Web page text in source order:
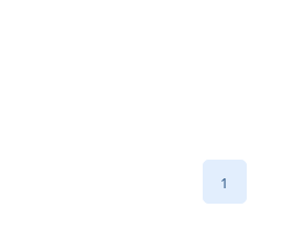
1